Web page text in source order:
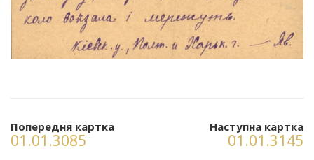
Попередня картка
01.01.3085
Наступна картка
01.01.3145